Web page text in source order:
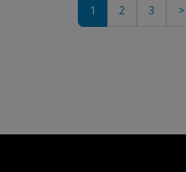
1 2 3 >